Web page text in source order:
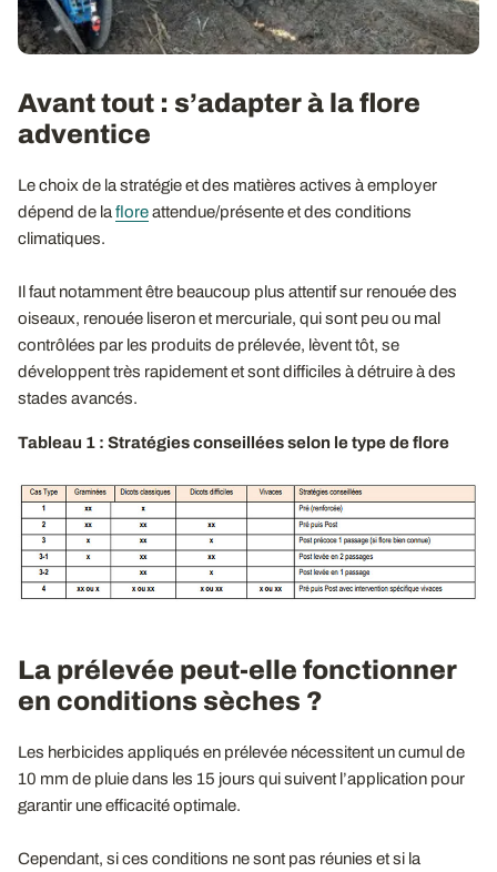
Avant tout : s’adapter à la flore
adventice
Le choix de la stratégie et des matières actives à employer
dépend de la floreattendue/présente et des conditions
climatiques.
Il faut notamment être beaucoup plus attentif sur renouée des
oiseaux, renouée liseron et mercuriale, qui sont peu ou mal
contrôlées par les produits de prélevée, lèvent tôt, se
développent très rapidement et sont difficiles à détruire à des
stades avancés.
Tableau 1 : Stratégies conseillées selon le type de flore
La prélevée peut-elle fonctionner
en conditions sèches ?
Les herbicides appliqués en prélevée nécessitent un cumul de
10 mm de pluie dans les 15 jours qui suivent l’application pour
garantir une efficacité optimale.
Cependant, si ces conditions ne sont pas réunies et si la